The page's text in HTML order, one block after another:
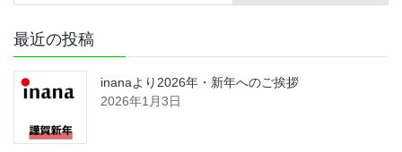
最近の投稿
inanaより2026年・新年へのご挨拶
2026年1月3日